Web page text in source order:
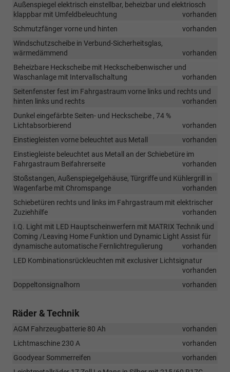
Außenspiegel elektrisch einstellbar, beheizbar und elektriosch
klappbar mit Umfeldbeleuchtung
vorhanden
Schmutzfänger vorne und hinten
vorhanden
Windschutzscheibe in Verbund-Sicherheitsglas,
wärmedämmend
vorhanden
Beheizbare Heckscheibe mit Heckscheibenwischer und
Waschanlage mit Intervallschaltung
vorhanden
Seitenfenster fest im Fahrgastraum vorne links und rechts und
hinten links und rechts
vorhanden
Dunkel eingefärbte Seiten- und Heckscheibe , 74 %
Lichtabsorbierend
vorhanden
Einstiegleisten vorne beleuchtet aus Metall
vorhanden
Einstiegleiste beleuchtet aus Metall an der Schiebetüre im
Fahrgastraum Beifahrerseite
vorhanden
Stoßstangen, Außenspiegelgehäuse, Türgriffe und Kühlergrill in
Wagenfarbe mit Chromspange
vorhanden
Schiebetüren rechts und links im Fahrgastraum mit elektrischer
Zuziehhilfe
vorhanden
I.Q. Light mit LED Hauptscheinwerfern mit MATRIX Technik und
Coming /Leaving Home Funktion und Dynamic Light Assist für
dynamische automatische Fernlichtregulierung
vorhanden
LED Kombinationsrückleuchten mit exclusiver Lichtsignatur
vorhanden
Doppeltonsignalhorn
vorhanden
Räder & Technik
AGM Fahrzeugbatterie 80 Ah
vorhanden
Lichtmaschine 230 A
vorhanden
Goodyear Sommerreifen
vorhanden